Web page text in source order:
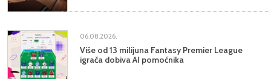
06.08.2026.
Više od 13 milijuna Fantasy Premier League
igrača dobiva AI pomoćnika